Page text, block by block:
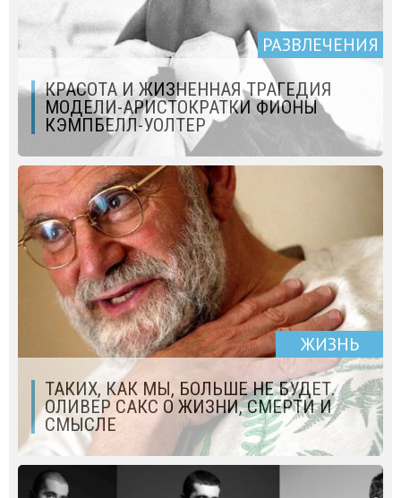
РАЗВЛЕЧЕНИЯ
КРАСОТА И ЖИЗНЕННАЯ ТРАГЕДИЯ
МОДЕЛИ-АРИСТОКРАТКИ ФИОНЫ
КЭМПБЕЛЛ-УОЛТЕР
ЖИЗНЬ
ТАКИХ, КАК МЫ, БОЛЬШЕ НЕ БУДЕТ.
ОЛИВЕР САКС О ЖИЗНИ, СМЕРТИ И
СМЫСЛЕ